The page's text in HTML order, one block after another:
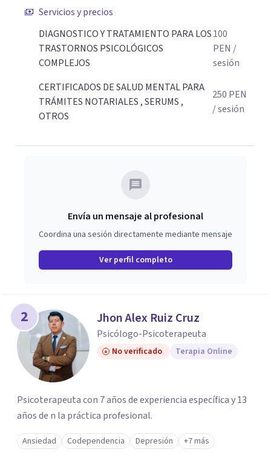
Servicios y precios
DIAGNOSTICO Y TRATAMIENTO PARA LOS
TRASTORNOS PSICOLÓGICOS
COMPLEJOS
100
PEN /
sesión
CERTIFICADOS DE SALUD MENTAL PARA
TRÁMITES NOTARIALES , SERUMS ,
OTROS
250 PEN
/ sesión
Envía un mensaje al profesional
Coordina una sesión directamente mediante mensaje
Ver perfil completo
2 Jhon Alex Ruiz Cruz
Psicólogo-Psicoterapeuta
No verificado Terapia Online
Psicoterapeuta con 7 años de experiencia específica y 13
años de n la práctica profesional.
Ansiedad Codependencia Depresión +7 más